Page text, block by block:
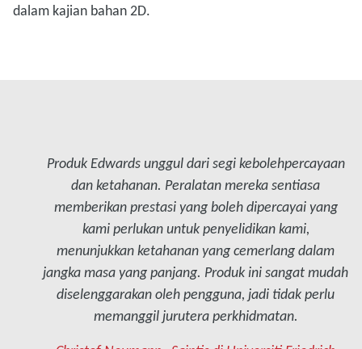
dalam kajian bahan 2D.
Produk Edwards unggul dari segi kebolehpercayaan
dan ketahanan. Peralatan mereka sentiasa
memberikan prestasi yang boleh dipercayai yang
kami perlukan untuk penyelidikan kami,
menunjukkan ketahanan yang cemerlang dalam
jangka masa yang panjang. Produk ini sangat mudah
diselenggarakan oleh pengguna, jadi tidak perlu
memanggil jurutera perkhidmatan.